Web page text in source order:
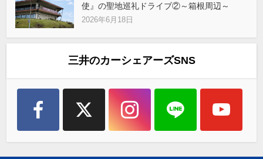
使』の聖地巡礼ドライブ②～箱根周辺～
2026年6月18日
三井のカーシェアーズSNS